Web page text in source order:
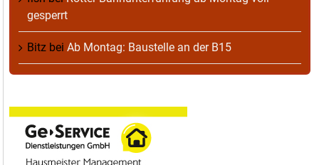
gesperrt
Bitz bei Ab Montag: Baustelle an der B15